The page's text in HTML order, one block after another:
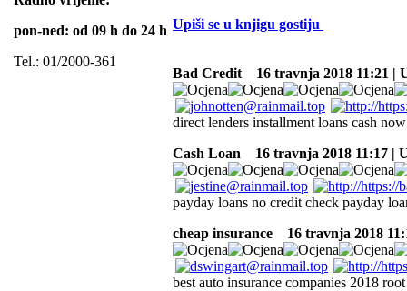
pon-ned: od 09 h do 24 h
Tel.: 01/2000-361
Upiši se u knjigu gostiju
Bad Credit 16 travnja 2018 11:21 |
direct lenders installment loans cash
Cash Loan
16 travnja 2018 11:17 |
payday loans no credit check payday
cheap insurance
16 travnja 2018
best auto insurance companies 2018